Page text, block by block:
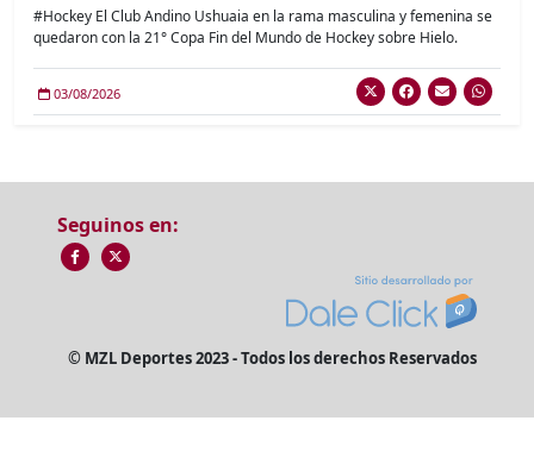
#Hockey El Club Andino Ushuaia en la rama masculina y femenina se
quedaron con la 21° Copa Fin del Mundo de Hockey sobre Hielo.
03/08/2026
Seguinos en:
© MZL Deportes 2023 - Todos los derechos Reservados